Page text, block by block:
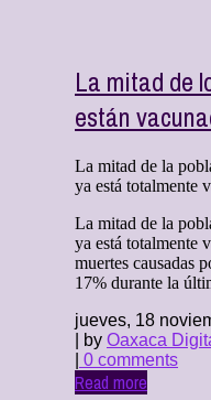
La mitad de
están
La mitad de la
ya está totalmente
La mitad de la
ya está
muertes causadas
17% durante la
jueves, 18
| by Oaxaca
0 comments
Read more